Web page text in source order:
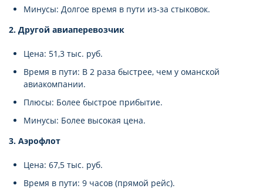
Минусы: Долгое время в пути из-за стыковок.
2. Другой авиаперевозчик
Цена: 51,3 тыс. руб.
Время в пути: В 2 раза быстрее, чем у оманской
авиакомпании.
Плюсы: Более быстрое прибытие.
Минусы: Более высокая цена.
3. Аэрофлот
Цена: 67,5 тыс. руб.
Время в пути: 9 часов (прямой рейс).